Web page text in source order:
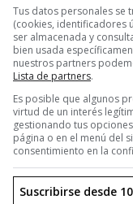
que tumbar”,
York]. Al poco
de
de nuevos
es que apenas
que llegara la
pasé de ser un
Tus datos personales se
(cookies, identificadores
ser almacenada y
bien usada
nuestros partners
Lista de partners.
Es posible que algunos
virtud de un interés
gestionando tus
página o en el menú del
consentimiento en la
Suscribirse desde